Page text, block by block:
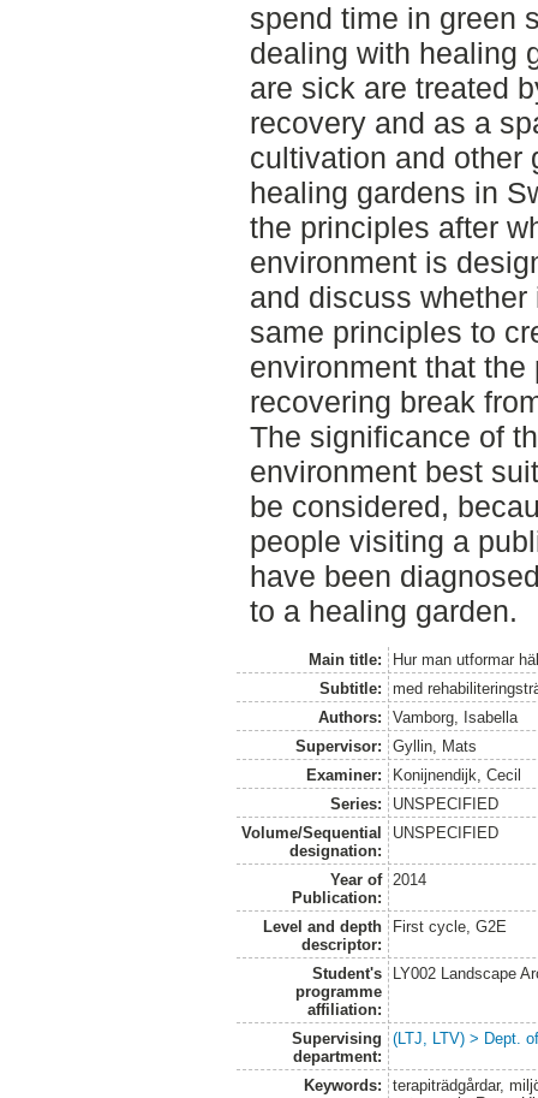
spend time in green
dealing with healing
are sick are treated
recovery and as a
cultivation and other
healing gardens in
the principles after
environment is
and discuss
same principles to
environment that
recovering break
The significance of
environment best
be considered,
people visiting a
have been
to a healing garden.
Main title:
Hur man utformar
Subtitle:
med
Authors:
Vamborg, Isabella
Supervisor:
Gyllin, Mats
Examiner:
Konijnendijk, Cecil
Series:
UNSPECIFIED
Volume/Sequential
designation:
UNSPECIFIED
Year of
Publication:
2014
Level and depth
descriptor:
First cycle, G2E
Student's
programme
affiliation:
LY002 Landscape
Supervising
department:
(LTJ, LTV) > Dept.
Keywords:
terapiträdgårdar,